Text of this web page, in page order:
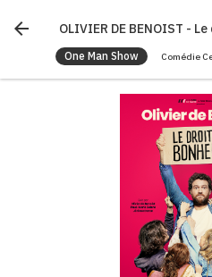
arrow_back OLIVIER DE BENOIST -
One Man Show Comédie